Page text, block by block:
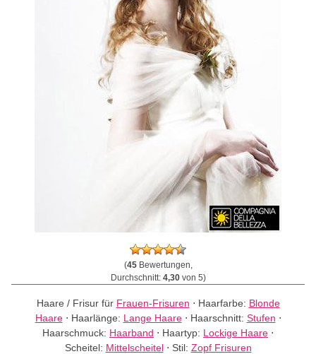
(45Bewertungen,
Durchschnitt: 4,30von 5)
Haare / Frisur für Frauen-Frisuren ⋅ Haarfarbe: Blonde
Haare⋅ Haarlänge: Lange Haare⋅ Haarschnitt: Stufen ⋅
Haarschmuck: Haarband ⋅ Haartyp: Lockige Haare ⋅
Scheitel: Mittelscheitel⋅ Stil: Zopf Frisuren